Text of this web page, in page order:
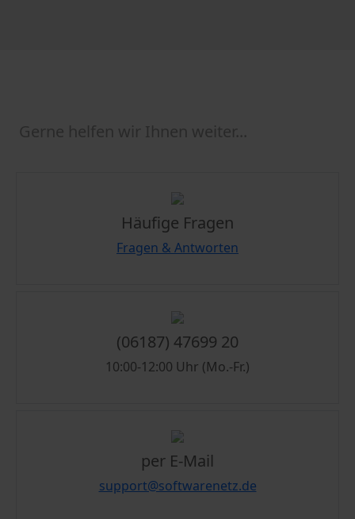
Gerne helfen wir Ihnen weiter...
Häufige Fragen
Fragen & Antworten
(06187) 47699 20
10:00-12:00 Uhr (Mo.-Fr.)
per E-Mail
support@softwarenetz.de